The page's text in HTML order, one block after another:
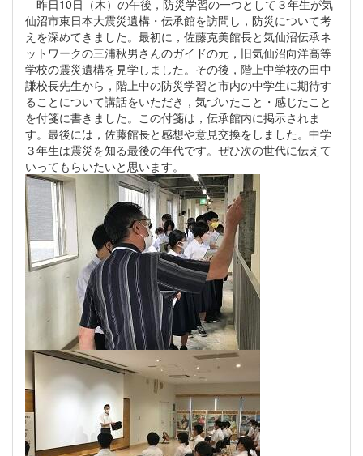
昨日10日（木）の午後，防災学習の一つとして３年生が気
仙沼市東日本大震災遺構・伝承館を訪問し，防災について考
えを深めてきました。最初に，佐藤克美館長と気仙沼伝承ネ
ットワークの三浦秋男さんのガイドの元，旧気仙沼向洋高等
学校の震災遺構を見学しました。その後，階上中学校の田中
謙校長先生から，階上中の防災学習と市内の中学生に期待す
ることについて講話をいただき，気づいたこと・感じたこと
を付箋に書きました。この付箋は，伝承館内に掲示されま
す。最後には，佐藤館長と感想や意見交換をしました。中学
３年生は震災を知る最後の年代です。ぜひ次の世代に伝えて
いってもらいたいと思います。